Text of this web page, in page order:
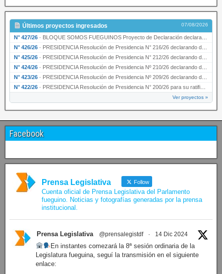
Últimos proyectos ingresados 07/08/2026
N° 427/26 · BLOQUE SOMOS FUEGUINOS Proyecto de Declaración declarando de interés provincial PRESIDENCI…
N° 426/26 · PRESIDENCIA Resolución de Presidencia N° 216/26 declarando de interés provincial la labor …
N° 425/26 · PRESIDENCIA Resolución de Presidencia N° 212/26 declarando de interés provincial el “50° A…
N° 424/26 · PRESIDENCIA Resolución de Presidencia Nº 210/26 declarando de interés provincial el proyec…
N° 423/26 · PRESIDENCIA Resolución de Presidencia Nº 209/26 declarando de interés provincial la presen…
N° 422/26 · PRESIDENCIA Resolución de Presidencia N° 200/26 para su ratificación.
Ver proyectos »
Facebook
Prensa Legislativa Follow
Cuenta oficial de Prensa Legislativa del Parlamento
fueguino. Noticias y fotografías generadas por la prensa
institucional.
Prensa Legislativa @prensalegistdf · 14 Dic 2024
En instantes comezará la 8ª sesión ordinaria de la
Legislatura fueguina, seguí la transmisión en el siguiente
enlace: